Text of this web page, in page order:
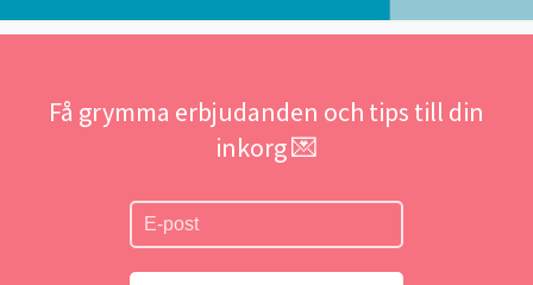
Få grymma erbjudanden och tips till din
inkorg 💌